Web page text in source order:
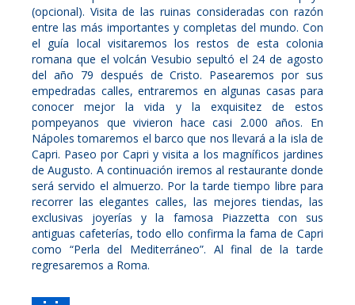
(opcional). Visita de las ruinas consideradas con razón
entre las más importantes y completas del mundo. Con
el guía local visitaremos los restos de esta colonia
romana que el volcán Vesubio sepultó el 24 de agosto
del año 79 después de Cristo. Pasearemos por sus
empedradas calles, entraremos en algunas casas para
conocer mejor la vida y la exquisitez de estos
pompeyanos que vivieron hace casi 2.000 años. En
Nápoles tomaremos el barco que nos llevará a la isla de
Capri. Paseo por Capri y visita a los magníficos jardines
de Augusto. A continuación iremos al restaurante donde
será servido el almuerzo. Por la tarde tiempo libre para
recorrer las elegantes calles, las mejores tiendas, las
exclusivas joyerías y la famosa Piazzetta con sus
antiguas cafeterías, todo ello confirma la fama de Capri
como “Perla del Mediterráneo”. Al final de la tarde
regresaremos a Roma.